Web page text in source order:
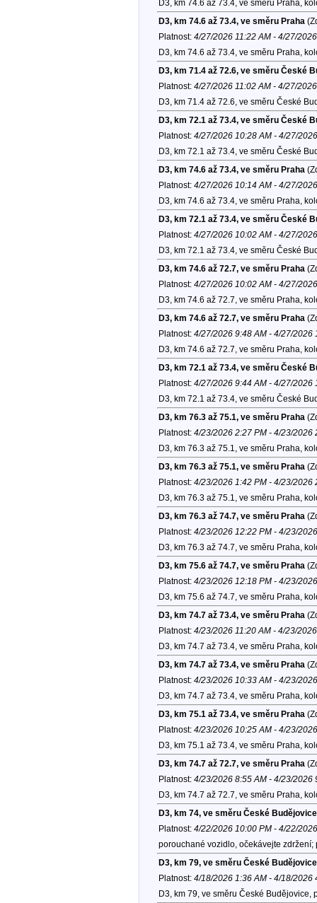
D3, km 74.6 až 73.4, ve směru Praha,
D3, km 74.6 až 73.4, ve směru Praha
Platnost: 4/27/2026 11:22 AM - 4/27/
D3, km 74.6 až 73.4, ve směru Praha,
D3, km 71.4 až 72.6, ve směru České
Platnost: 4/27/2026 11:02 AM - 4/27/
D3, km 71.4 až 72.6, ve směru České
D3, km 72.1 až 73.4, ve směru České
Platnost: 4/27/2026 10:28 AM - 4/27/
D3, km 72.1 až 73.4, ve směru České
D3, km 74.6 až 73.4, ve směru Praha
Platnost: 4/27/2026 10:14 AM - 4/27/
D3, km 74.6 až 73.4, ve směru Praha,
D3, km 72.1 až 73.4, ve směru České
Platnost: 4/27/2026 10:02 AM - 4/27/
D3, km 72.1 až 73.4, ve směru České
D3, km 74.6 až 72.7, ve směru Praha
Platnost: 4/27/2026 10:02 AM - 4/27/
D3, km 74.6 až 72.7, ve směru Praha,
D3, km 74.6 až 72.7, ve směru Praha
Platnost: 4/27/2026 9:48 AM - 4/27/2026
D3, km 74.6 až 72.7, ve směru Praha,
D3, km 72.1 až 73.4, ve směru České
Platnost: 4/27/2026 9:44 AM - 4/27/2026
D3, km 72.1 až 73.4, ve směru České
D3, km 76.3 až 75.1, ve směru Praha
Platnost: 4/23/2026 2:27 PM - 4/23/2026
D3, km 76.3 až 75.1, ve směru Praha,
D3, km 76.3 až 75.1, ve směru Praha
Platnost: 4/23/2026 1:42 PM - 4/23/2026
D3, km 76.3 až 75.1, ve směru Praha,
D3, km 76.3 až 74.7, ve směru Praha
Platnost: 4/23/2026 12:22 PM - 4/23/
D3, km 76.3 až 74.7, ve směru Praha,
D3, km 75.6 až 74.7, ve směru Praha
Platnost: 4/23/2026 12:18 PM - 4/23/
D3, km 75.6 až 74.7, ve směru Praha,
D3, km 74.7 až 73.4, ve směru Praha
Platnost: 4/23/2026 11:20 AM - 4/23/
D3, km 74.7 až 73.4, ve směru Praha,
D3, km 74.7 až 73.4, ve směru Praha
Platnost: 4/23/2026 10:33 AM - 4/23/
D3, km 74.7 až 73.4, ve směru Praha,
D3, km 75.1 až 73.4, ve směru Praha
Platnost: 4/23/2026 10:25 AM - 4/23/
D3, km 75.1 až 73.4, ve směru Praha,
D3, km 74.7 až 72.7, ve směru Praha
Platnost: 4/23/2026 8:55 AM - 4/23/2026
D3, km 74.7 až 72.7, ve směru Praha,
D3, km 74, ve směru České Budějovice
Platnost: 4/22/2026 10:00 PM - 4/22/
porouchané vozidlo, očekávejte
D3, km 79, ve směru České Budějovice
Platnost: 4/18/2026 1:36 AM - 4/18/2026
D3, km 79, ve směru České